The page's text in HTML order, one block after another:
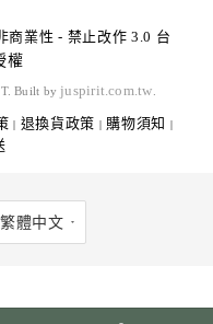
商業性 - 禁止改作 3.0 台
權
Built by juspirit.com.tw
| 退換貨政策 | 購物須知 |